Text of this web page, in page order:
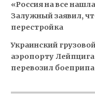
«Россия на все
Залужный заявил,
перестройка
Украинский
аэропорту
перевозил